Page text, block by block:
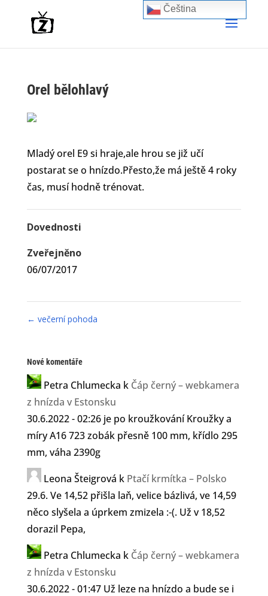
Orel bělohlavý
Mladý orel E9 si hraje,ale hrou se již učí
postarat se o hnízdo.Přesto,že má ještě 4 roky
čas, musí hodně trénovat.
Dovednosti
Zveřejněno
06/07/2017
← večerní pohoda
Nové komentáře
Petra Chlumecka k Čáp černý – webkamera
z hnízda v Estonsku
30.6.2022 - 02:26 je po kroužkování Kroužky a
míry A16 723 zobák přesně 100 mm, křídlo 295
mm, váha 2390g
Leona Šteigrová k Ptačí krmítka – Polsko
29.6. Ve 14,52 přišla laň, velice bázlivá, ve 14,59
něco slyšela a úprkem zmizela :-(. Už v 18,52
dorazil Pepa,
Petra Chlumecka k Čáp černý – webkamera
z hnízda v Estonsku
30.6.2022 - 01:47 Už leze na hnízdo a bude se i
Čeština‎